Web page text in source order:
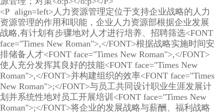
<P align=left>人力资源管理定位于支持企业战略的人力
资源管理的作用和职能，企业人力资源部根据企业发展
战略,有计划有步骤地对人才进行培养、招聘筛选<FONT
face="Times New Roman">,</FONT>根据战略实施时间安
排储备人才<FONT face="Times New Roman">,</FONT>
使人充分发挥其良好的技能<FONT face="Times New
Roman">,</FONT>并构建组织的效率<FONT face="Times
New Roman">;</FONT>与员工共同设计职业生涯发展计
划并系统性地对员工开展培训<FONT face="Times New
Roman">;</FONT>将企业的发展战略与薪酬、福利战略